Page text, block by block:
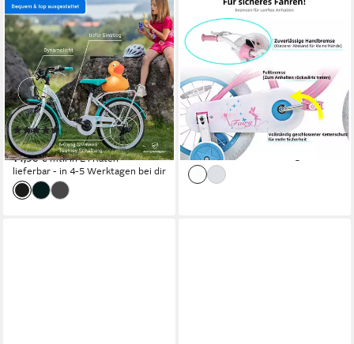
BERGSTEIGER
Kinderfahrrad Atlantis 20, 24
Zoll Mädchenfahrrad, 6 - 11
Jahre, StVZO
6 Gänge
100 kg Zul. Gesamtgewicht
Stahl Rahmen
(261)
299,90 €
14,90 €mtl. in 24 Raten
lieferbar - in 4-5 Werktagen bei dir
Kinderfahrrad Mädchen
Kinder Fahrrad für Kleinkinder
und Kinder Alter 2-8 Jahre alt
80 kg Zul. Gesamtgewicht
159,99 € 259,99 €
14,61 € mtl. in 12 Raten
-38%
lieferbar - in 6-8 Werktagen bei dir